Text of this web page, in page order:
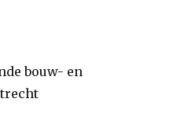
bouw- en